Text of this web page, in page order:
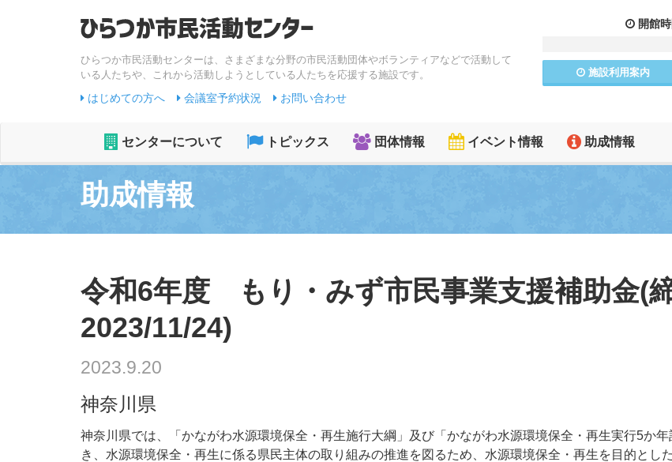
ひらつか市民活動センターは、さまざまな分野の市民活動団体やボランティアなどで活動して
いる人たちや、これから活動しようとしている人たちを応援する施設です。
はじめての方へ 会議室予約状況 お問い合わせ
開館
施設利用案内
センターについて トピックス 団体情報 イベント情報 助成情報
助成情報
令和6年度 もり・みず市民事業支援補助金(
2023/11/24)
2023.9.20
神奈川県
神奈川県では、「かながわ水源環境保全・再生施行大綱」及び「かながわ水源環境保全・再生実行5か
き、水源環境保全・再生に係る県民主体の取り組みの推進を図るため、水源環境保全・再生を目的とし